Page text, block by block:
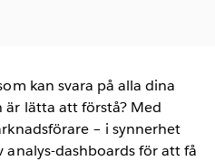
kan svara på alla dina
är lätta att förstå? Med
– i synnerhet
analys-dashboards för att få